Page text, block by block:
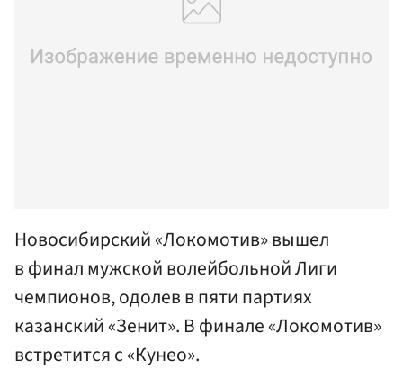
Новосибирский «Локомотив» вышел
в финал мужской волейбольной Лиги
чемпионов, одолев в пяти партиях
казанский «Зенит». В финале «Локомотив»
встретится с «Кунео».